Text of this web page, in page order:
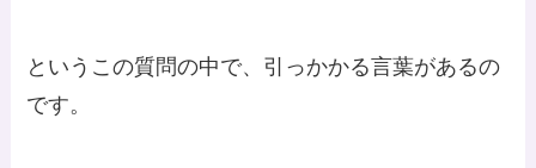
というこの質問の中で、引っかかる言葉があるの
です。